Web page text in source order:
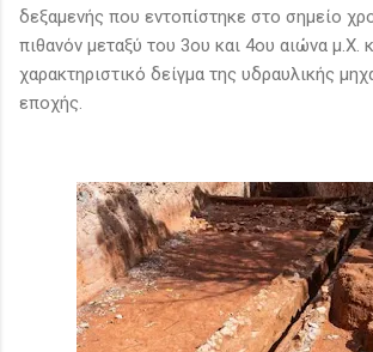
δεξαμενής που εντοπίστηκε στο σημείο
πιθανόν μεταξύ του 3ου και 4ου αιώνα μ.Χ.
χαρακτηριστικό δείγμα της υδραυλικής
εποχής.